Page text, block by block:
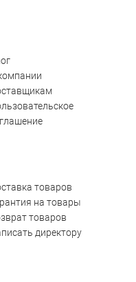
товаров
на товары
товаров
директору